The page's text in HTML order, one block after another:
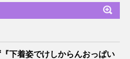
下着姿でけしからんおっぱい